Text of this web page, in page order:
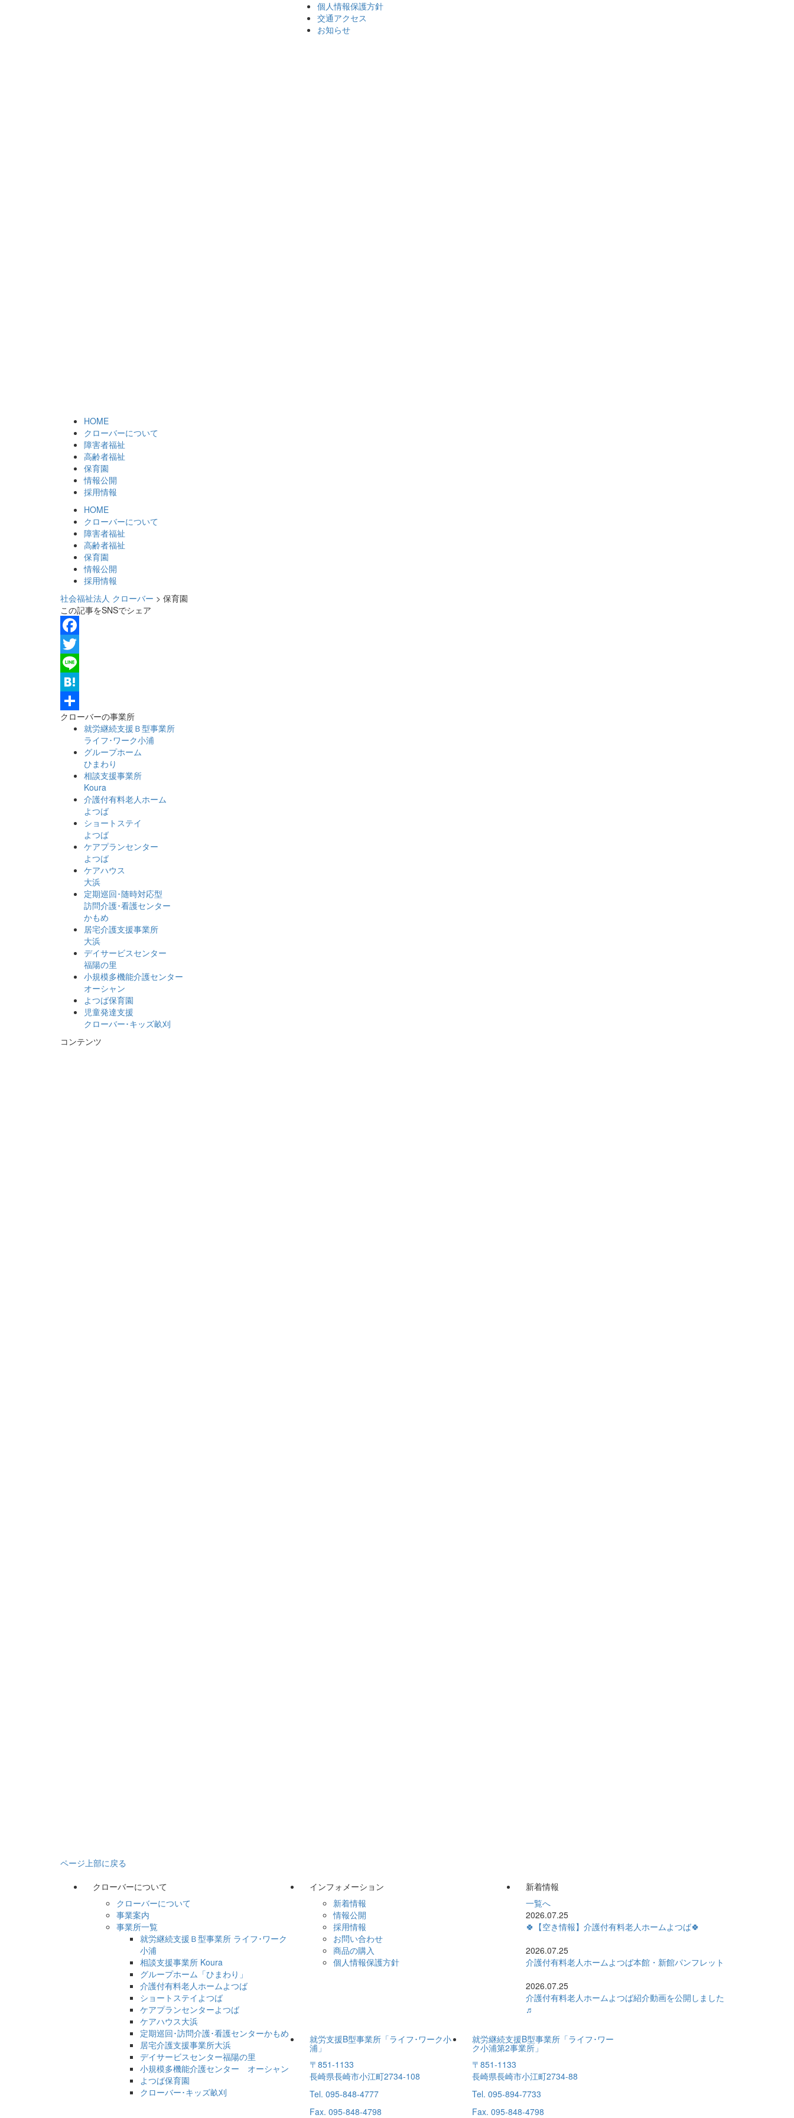
個人情報保護方針
交通アクセス
お知らせ
HOME
クローバーについて
障害者福祉
高齢者福祉
保育園
情報公開
採用情報
HOME
クローバーについて
障害者福祉
高齢者福祉
保育園
情報公開
採用情報
社会福祉法人 クローバー > 保育園
この記事をSNSでシェア
Facebook
Twitter
Line
Hatena
共
クローバーの事業所
就労継続支援Ｂ型事業所
ライフ･ワーク小浦
グループホーム
ひまわり
相談支援事業所
Koura
介護付有料老人ホーム
よつば
ショートステイ
よつば
ケアプランセンター
よつば
ケアハウス
大浜
定期巡回･随時対応型
訪問介護･看護センター
かもめ
居宅介護支援事業所
大浜
デイサービスセンター
福陽の里
小規模多機能介護センター
オーシャン
よつば保育園
児童発達支援
クローバー･キッズ畝刈
コンテンツ
ページ上部に戻る
クローバーについて
クローバーについて
事業案内
事業所一覧
就労継続支援Ｂ型事業所 ライフ･ワーク
小浦
相談支援事業所 Koura
グループホーム「ひまわり」
介護付有料老人ホームよつば
ショートステイよつば
ケアプランセンターよつば
ケアハウス大浜
定期巡回･訪問介護･看護センターかもめ
居宅介護支援事業所大浜
デイサービスセンター福陽の里
小規模多機能介護センター オーシャン
よつば保育園
クローバー･キッズ畝刈
インフォメーション
新着情報
情報公開
採用情報
お問い合わせ
商品の購入
個人情報保護方針
新着情報
一覧へ
2026.07.25
🍀【空き情報】介護付有料老人ホームよつば🍀
2026.07.25
介護付有料老人ホームよつば本館・新館パンフレット
2026.07.25
介護付有料老人ホームよつば紹介動画を公開しました
♬
就労支援B型事業所「ライフ･ワーク小
浦」
〒851-1133
長崎県長崎市小江町2734-108
Tel. 095-848-4777
Fax. 095-848-4798
就労継続支援B型事業所「ライフ･ワー
ク小浦第2事業所」
〒851-1133
長崎県長崎市小江町2734-88
Tel. 095-894-7733
Fax. 095-848-4798